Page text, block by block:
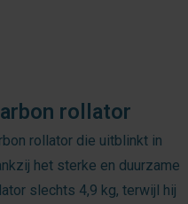
rollator
rollator die uitblinkt in
het sterke en duurzame
slechts 4,9 kg, terwijl hij